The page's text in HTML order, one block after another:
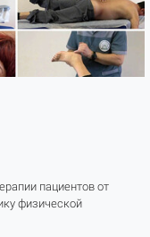
пациентов от
физической